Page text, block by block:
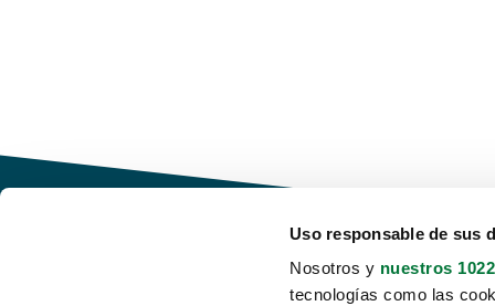
Uso responsable de sus
Nosotros y nuestros
tecnologías como las